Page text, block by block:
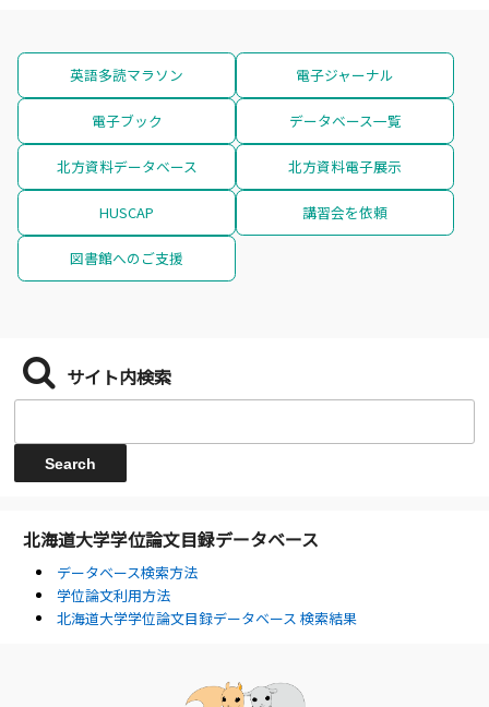
英語多読マラソン 電子ジャーナル
電子ブック データベース一覧
北方資料データベース 北方資料電子展示
HUSCAP 講習会を依頼
図書館へのご支援
サイト内検索
北海道大学学位論文目録データベース
データベース検索方法
学位論文利用方法
北海道大学学位論文目録データベース 検索結果